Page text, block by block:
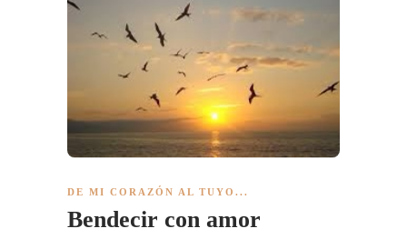
DE MI CORAZÓN AL TUYO...
Bendecir con amor